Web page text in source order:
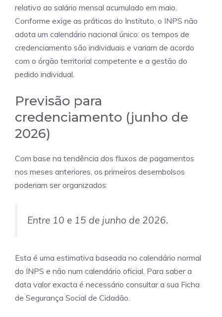
relativo ao salário mensal acumulado em maio.
Conforme exige as práticas do Instituto, o INPS não
adota um calendário nacional único: os tempos de
credenciamento são individuais e variam de acordo
com o órgão territorial competente e a gestão do
pedido individual.
Previsão para
credenciamento (junho de
2026)
Com base na tendência dos fluxos de pagamentos
nos meses anteriores, os primeiros desembolsos
poderiam ser organizados:
Entre 10 e 15 de junho de 2026.
Esta é uma estimativa baseada no calendário normal
do INPS e não num calendário oficial. Para saber a
data valor exacta é necessário consultar a sua Ficha
de Segurança Social de Cidadão.